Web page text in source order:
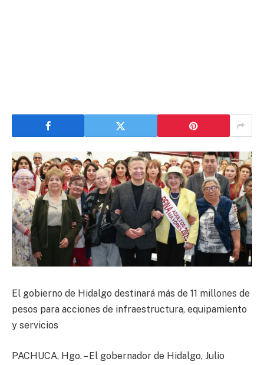
El gobierno de Hidalgo destinará más de 11 millones de
pesos para acciones de infraestructura, equipamiento
y servicios
PACHUCA, Hgo. – El gobernador de Hidalgo, Julio